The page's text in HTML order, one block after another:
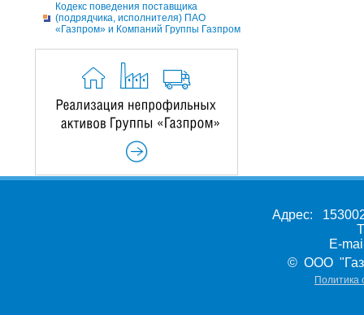
Кодекс поведения поставщика
(подрядчика, исполнителя) ПАО
«Газпром» и Компаний Группы Газпром
Адрес:
E-
© ООО
Политика